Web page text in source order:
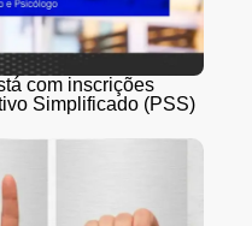
com inscrições
Simplificado (PSS)